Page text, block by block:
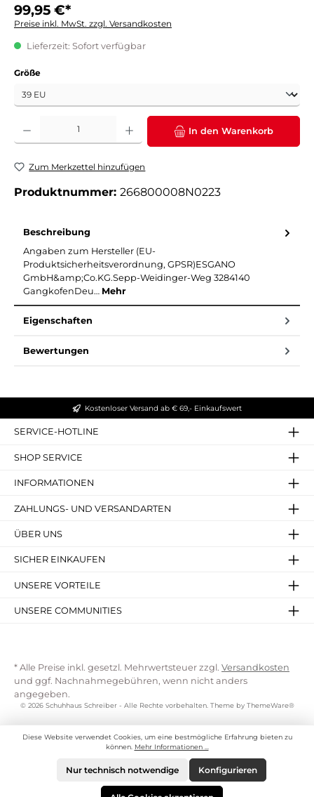
99,95 €*
Preise inkl. MwSt. zzgl. Versandkosten
Lieferzeit: Sofort verfügbar
Größeauswählen
Produkt Anzahl: Gib den gewünschten Wert ein oder benutze die Schaltflächen um
In den Warenkorb
Zum Merkzettel hinzufügen
Produktnummer: 266800008N0223
Beschreibung
Angaben zum Hersteller (EU-
Produktsicherheitsverordnung, GPSR)ESGANO
GmbH&amp;Co.KG.Sepp-Weidinger-Weg 3284140
GangkofenDeu… Mehr
Eigenschaften
Bewertungen
Kostenloser Versand ab € 69,- Einkaufswert
SERVICE-HOTLINE
SHOP SERVICE
INFORMATIONEN
ZAHLUNGS- UND VERSANDARTEN
ÜBER UNS
SICHER EINKAUFEN
UNSERE VORTEILE
UNSERE COMMUNITIES
* Alle Preise inkl. gesetzl. Mehrwertsteuer zzgl. Versandkosten
und ggf. Nachnahmegebühren, wenn nicht anders
angegeben.
© 2026 Schuhhaus Schreiber - Alle Rechte vorbehalten. Theme by ThemeWare®
Diese Website verwendet Cookies, um eine bestmögliche Erfahrung bieten zu
können. Mehr Informationen ...
Nur technisch notwendige Konfigurieren